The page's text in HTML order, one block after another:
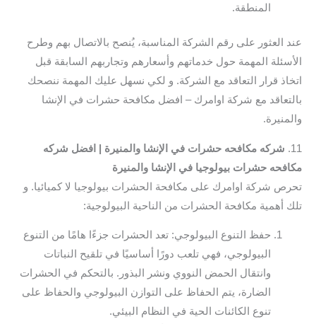
المنطقة.
عند العثور على رقم الشركة المناسبة، يُنصح بالاتصال بهم وطرح
الأسئلة المهمة حول خدماتهم وأسعارهم وتجاربهم السابقة قبل
اتخاذ قرار التعاقد مع الشركة. و لكي نسهل عليك المهمة ننصحك
بالتعاقد مع شركة اوامرك – افضل مكافحة حشرات في الإنشا
والمنيرة.
11.
شركه مكافحه حشرات في الإنشا والمنيرة | افضل شركه
مكافحه حشرات بيولوجيا في الإنشا والمنيرة
تحرص شركة اوامرك على مكافحة الحشرات بيولوجيا لا كميائيا. و
تلك أهمية مكافحة الحشرات من الناحية البيولوجية:
حفظ التنوع البيولوجي: تعد الحشرات جزءًا هامًا من التنوع
البيولوجي، فهي تلعب دورًا أساسيًا في تلقيح النباتات
وانتقال الحمض النووي ونشر البذور. بالتحكم في الحشرات
الضارة، يتم الحفاظ على التوازن البيولوجي والحفاظ على
تنوع الكائنات الحية في النظام البيئي.